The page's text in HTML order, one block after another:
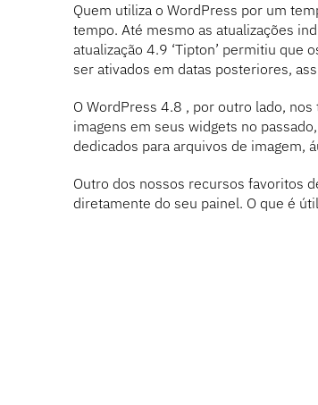
Quem utiliza o WordPress por um
tempo. Até mesmo as atualizações
atualização 4.9 ‘Tipton’ permitiu que
ser ativados em datas posteriores,
O WordPress 4.8 , por outro lado,
imagens em seus widgets no
dedicados para arquivos de imagem,
Outro dos nossos recursos favoritos
diretamente do seu painel. O que é